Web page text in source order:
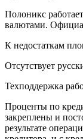
Полоникс
валютами.
К недостаткам
Отсутствует
Техподдержка
Проценты по
закреплены и
результате